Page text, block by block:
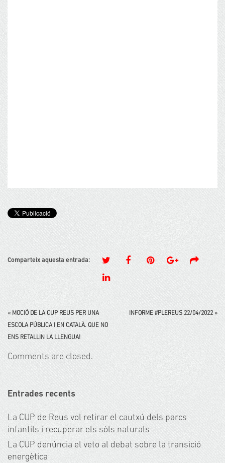
Comparteix aquesta entrada:
« MOCIÓ DE LA CUP REUS PER UNA
ESCOLA PÚBLICA I EN CATALÀ. QUE NO
ENS RETALLIN LA LLENGUA!
INFORME #PLEREUS 22/04/2022 »
Comments are closed.
Entrades recents
La CUP de Reus vol retirar el cautxú dels parcs
infantils i recuperar els sòls naturals
La CUP denúncia el veto al debat sobre la transició
energètica